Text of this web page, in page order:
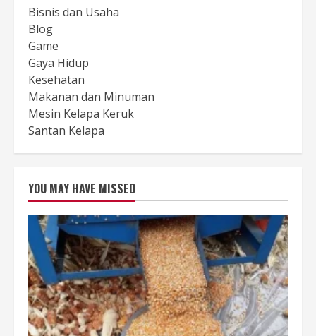
Bisnis dan Usaha
Blog
Game
Gaya Hidup
Kesehatan
Makanan dan Minuman
Mesin Kelapa Keruk
Santan Kelapa
YOU MAY HAVE MISSED